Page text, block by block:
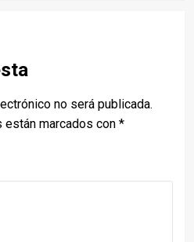
no será publicada.
marcados con *